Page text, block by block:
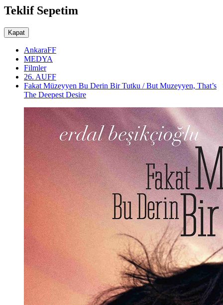
Teklif Sepetim
Kapat
AnkaraFF
MEDYA
Filmler
26. AUFF
Fakat Müzeyyen Bu Derin Bir Tutku / But Muzeyyen, That’s
The Deepest Desire